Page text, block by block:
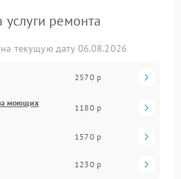
ремонта
текущую дату 06.08.2026
2570 р
моющих
1180 р
1570 р
1230 р